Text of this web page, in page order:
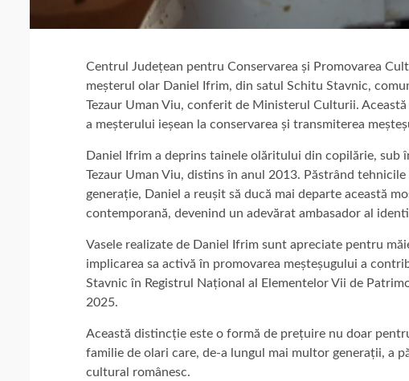
Centrul Județean pentru Conservarea și Promovarea
meșterul olar Daniel Ifrim, din satul Schitu Stavnic,
Tezaur Uman Viu, conferit de Ministerul Culturii.
a meșterului ieșean la conservarea și transmiterea
Daniel Ifrim a deprins tainele olăritului din copilărie, sub
Tezaur Uman Viu, distins în anul 2013. Păstrând
generație, Daniel a reușit să ducă mai departe această
contemporană, devenind un adevărat ambasador al
Vasele realizate de Daniel Ifrim sunt apreciate pentru
implicarea sa activă în promovarea meșteșugului a
Stavnic în Registrul Național al Elementelor Vii de
2025.
Această distincție este o formă de prețuire nu doar
familie de olari care, de-a lungul mai multor generații, a
cultural românesc.